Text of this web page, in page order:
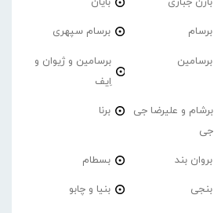
برسام برسام سپهری
برسامین
برسامین و ژیوان و
اِیف
برشام و علیرضا جی
جی
برنا
بروان بند بسطام
بنجی بنیا و چابو